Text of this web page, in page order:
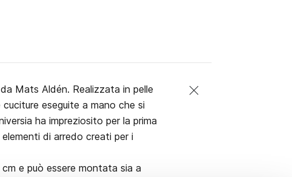
Mats Aldén. Realizzata in pelle
eseguite a mano che si
ha impreziosito per la prima
di arredo creati per i
e può essere montata sia a